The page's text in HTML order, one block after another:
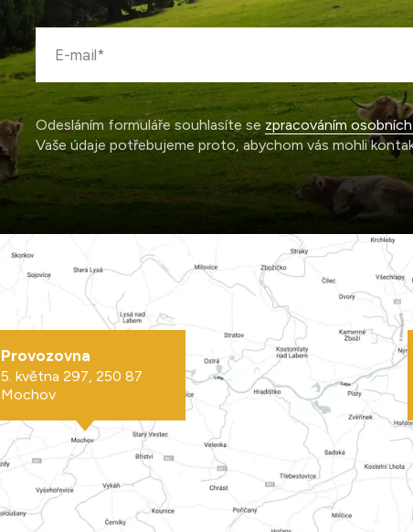
Odesláním formuláře souhlasíte se zpracováním
Vaše údaje potřebujeme proto, abychom vás mohli
Provozovna
5. května 297, 250 87
Mochov